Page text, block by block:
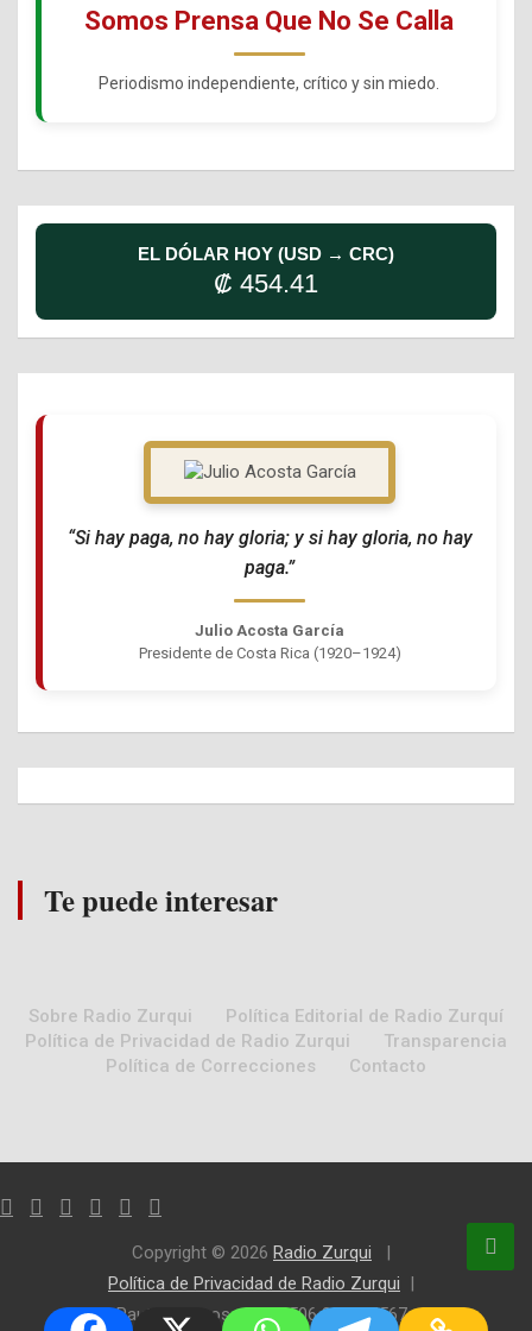
Somos Prensa Que No Se Calla
Periodismo independiente, crítico y sin miedo.
EL DÓLAR HOY (USD → CRC)
₡ 454.41
“Si hay paga, no hay gloria; y si hay gloria, no hay
paga.”
Julio Acosta García
Presidente de Costa Rica (1920–1924)
Te puede interesar
Sobre Radio Zurqui
Política Editorial de Radio Zurquí
Política de Privacidad de Radio Zurqui
Transparencia
Política de Correcciones
Contacto
Copyright © 2026 Radio Zurqui
Política de Privacidad de Radio Zurqui
Paute con nosotros +506 8 666 4567